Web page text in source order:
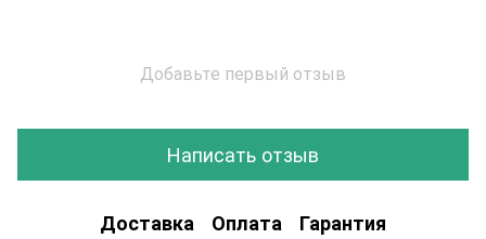
Добавьте первый отзыв
Написать отзыв
Доставка Оплата Гарантия